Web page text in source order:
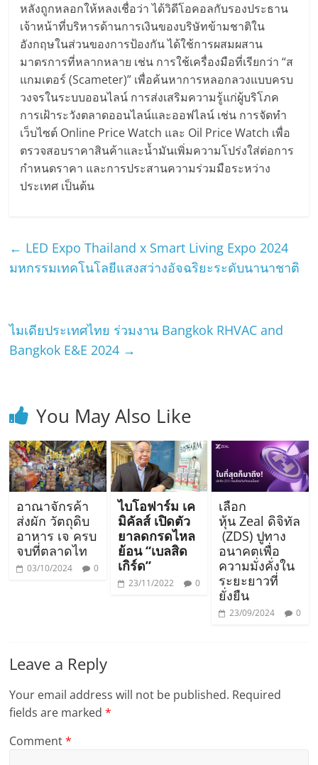
หลังถูกหลอกให้หลงเชื่อว่า ได้วิดีโอคอลกับรองประธาน
เจ้าหน้าที่บริหารด้านการเงินของบริษัทข้ามชาติใน
อังกฤษในส่วนของการป้องกัน ได้ใช้การผสมผสาน
มาตรการที่หลากหลาย เช่น การใช้เครื่องมือที่เรียกว่า “ส
แกมเตอร์ (Scameter)” เพื่อค้นหาการหลอกลวงแบบครบ
วงจรในระบบออนไลน์ การส่งเสริมความรู้แก่ผู้บริโภค
การเฝ้าระวังตลาดออนไลน์และออฟไลน์ เช่น การจัดทำ
เว็บไซต์ Online Price Watch และ Oil Price Watch เพื่อ
ตรวจสอบราคาสินค้าและน้ำมันเพิ่มความโปร่งใส่ต่อการ
กำหนดราคา และการประสานความร่วมมือระหว่าง
ประเทศ เป็นต้น
← LED Expo Thailand x Smart Living Expo 2024
มหกรรมเทคโนโลยีแสงสว่างอัจฉริยะระดับนานาชาติ
ไมเดียประเทศไทย ร่วมงาน Bangkok RHVAC and
Bangkok E&E 2024 →
You May Also Like
อาณาจักรค้า
ส่งผัก วัตถุดิบ
อาหาร เจ ครบ
จบที่ตลาดไท
03/10/2024 0
ไบโอฟาร์ม เค
มิคัลส์ เปิดตัว
ยาลดกรดไหล
ย้อน “เบลสิด
เกิร์ด”
23/11/2022 0
เลือก
หุ้น Zeal ดิจิทัล
(ZDS) ปูทาง
อนาคตเพื่อ
ความมั่งคั่งใน
ระยะยาวที่
ยั่งยืน
23/09/2024 0
Leave a Reply
Your email address will not be published. Required
fields are marked*
Comment*